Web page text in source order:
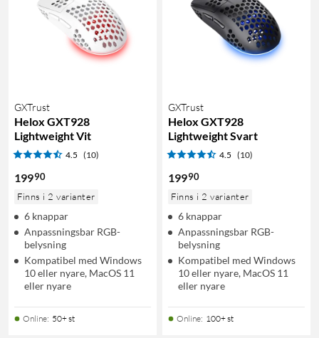
GXTrust
Helox GXT928
Lightweight Vit
4.5 (10)
19990
Finns i 2 varianter
6 knappar
Anpassningsbar RGB-
belysning
Kompatibel med Windows
10 eller nyare, MacOS 11
eller nyare
Online: 50+ st
GXTrust
Helox GXT928
Lightweight Svart
4.5 (10)
19990
Finns i 2 varianter
6 knappar
Anpassningsbar RGB-
belysning
Kompatibel med Windows
10 eller nyare, MacOS 11
eller nyare
Online: 100+ st